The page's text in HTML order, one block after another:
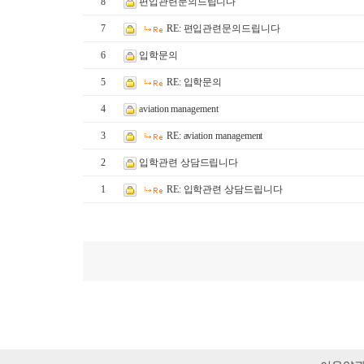
7 RE: 편입관련문의드립니다
6 입학문의
5 RE: 입학문의
4 aviation management
3 RE: aviation management
2 입학관련 상담드립니다
1 RE: 입학관련 상담드립니다